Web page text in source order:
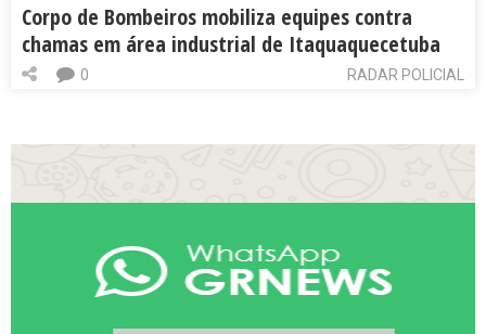
Corpo de Bombeiros mobiliza equipes contra
chamas em área industrial de Itaquaquecetuba
RADAR POLICIAL
0